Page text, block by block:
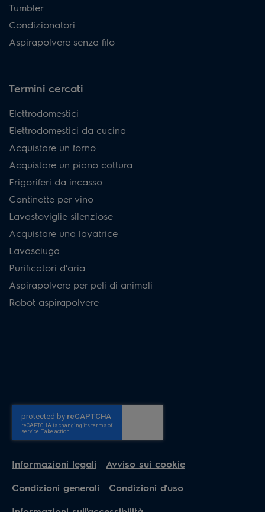
Tumbler
Condizionatori
Aspirapolvere senza filo
Termini cercati
Elettrodomestici
Elettrodomestici da cucina
Acquistare un forno
Acquistare un piano cottura
Frigoriferi da incasso
Cantinette per vino
Lavastoviglie silenziose
Acquistare una lavatrice
Lavasciuga
Purificatori d’aria
Aspirapolvere per peli di animali
Robot aspirapolvere
Informazioni legali
Avviso sui cookie
Condizioni generali
Condizioni d'uso